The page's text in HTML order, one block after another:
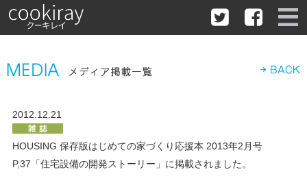
2012.12.21
HOUSING 保存版はじめての家づくり応援本 2013年2月号
P,37「住宅設備の開発ストーリー」に掲載されました。